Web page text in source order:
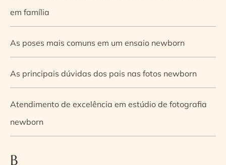
em família
As poses mais comuns em um ensaio newborn
As principais dúvidas dos pais nas fotos newborn
Atendimento de excelência em estúdio de fotografia
newborn
B